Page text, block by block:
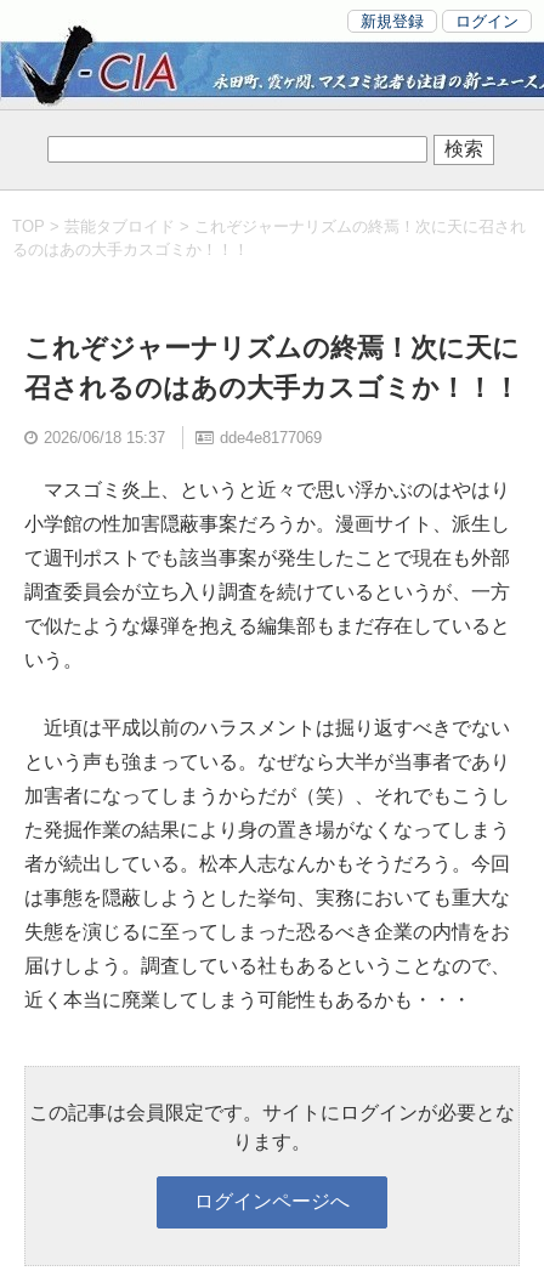
新規登録 ログイン
TOP > 芸能タブロイド > これぞジャーナリズムの終焉！次に天に召され
るのはあの大手カスゴミか！！！
これぞジャーナリズムの終焉！次に天に
召されるのはあの大手カスゴミか！！！
2026/06/18 15:37 dde4e8177069
マスゴミ炎上、というと近々で思い浮かぶのはやはり
小学館の性加害隠蔽事案だろうか。漫画サイト、派生し
て週刊ポストでも該当事案が発生したことで現在も外部
調査委員会が立ち入り調査を続けているというが、一方
で似たような爆弾を抱える編集部もまだ存在していると
いう。
近頃は平成以前のハラスメントは掘り返すべきでない
という声も強まっている。なぜなら大半が当事者であり
加害者になってしまうからだが（笑）、それでもこうし
た発掘作業の結果により身の置き場がなくなってしまう
者が続出している。松本人志なんかもそうだろう。今回
は事態を隠蔽しようとした挙句、実務においても重大な
失態を演じるに至ってしまった恐るべき企業の内情をお
届けしよう。調査している社もあるということなので、
近く本当に廃業してしまう可能性もあるかも・・・
この記事は会員限定です。サイトにログインが必要とな
ります。